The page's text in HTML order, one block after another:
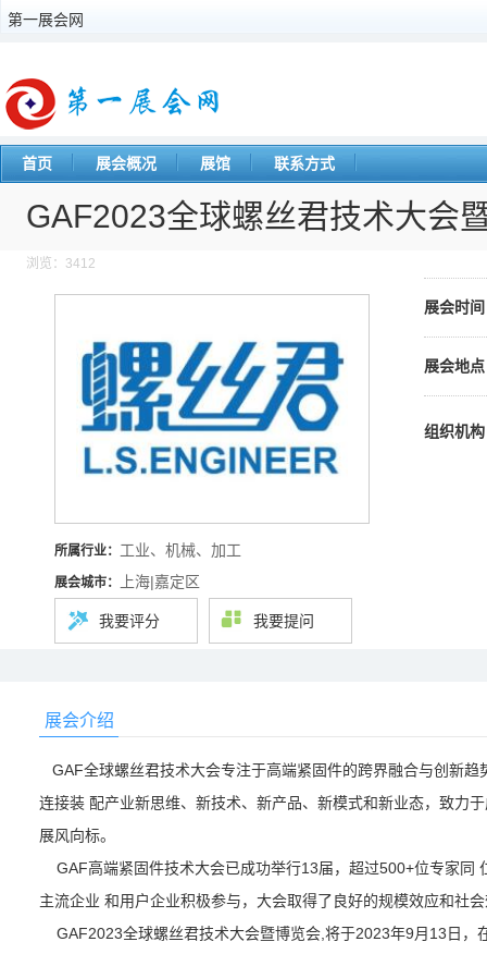
第一展会网
首页 展会概况 展馆 联系方式
GAF2023全球螺丝君技术大会
浏览：3412
展会时
展会地
组织机构
所属行业： 工业、机械、加工
展会城市： 上海|嘉定区
我要评分 我要提问
展会介绍
GAF全球螺丝君技术大会专注于高端紧固件的跨界融合与创新
连接装 配产业新思维、新技术、新产品、新模式和新业态，致力
展风向标。
GAF高端紧固件技术大会已成功举行13届，超过500+位专家同
主流企业 和用户企业积极参与，大会取得了良好的规模效应和社
GAF2023全球螺丝君技术大会暨博览会,将于2023年9月13日，